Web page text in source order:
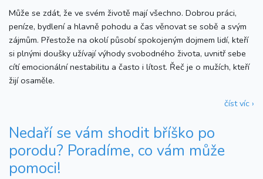
Může se zdát, že ve svém životě mají všechno. Dobrou práci,
peníze, bydlení a hlavně pohodu a čas věnovat se sobě a svým
zájmům. Přestože na okolí působí spokojeným dojmem lidí, kteří
si plnými doušky užívají výhody svobodného života, uvnitř sebe
cítí emocionální nestabilitu a často i lítost. Řeč je o mužích, kteří
žijí osaměle.
číst víc ›
Nedaří se vám shodit bříško po
porodu? Poradíme, co vám může
pomoci!